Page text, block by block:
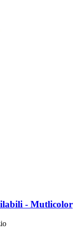
-​ Mutlicolor